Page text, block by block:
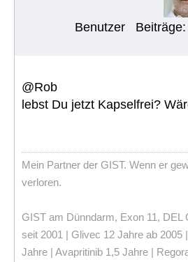
Benutzer
@Rob
lebst Du jetzt Kapselfrei?
Mein Partner der GIST. Wenn er
verloren.
GIST am Dünndarm, Exon 11, DEL
seit 2001 | Glivec 12 Jahre ab 2005
Jahre | Avapritinib 1,5 Jahre |